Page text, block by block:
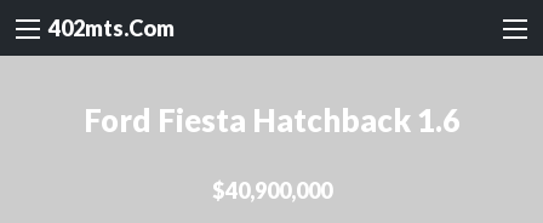
402mts.Com
Ford Fiesta Hatchback 1.6
$40,900,000